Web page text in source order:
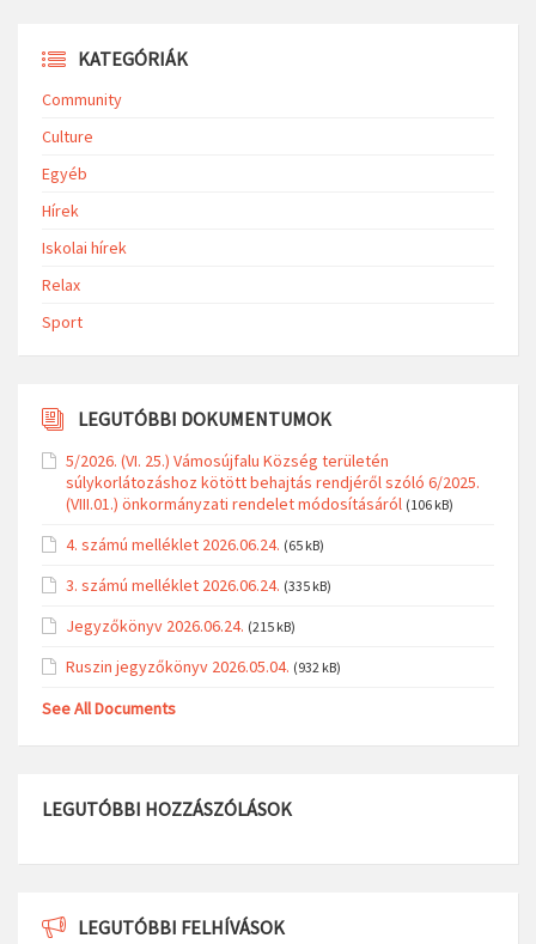
KATEGÓRIÁK
Community
Culture
Egyéb
Hírek
Iskolai hírek
Relax
Sport
LEGUTÓBBI DOKUMENTUMOK
5/2026. (VI. 25.) Vámosújfalu Község területén
súlykorlátozáshoz kötött behajtás rendjéről szóló 6/2025.
(VIII.01.) önkormányzati rendelet módosításáról (106 kB)
4. számú melléklet 2026.06.24. (65 kB)
3. számú melléklet 2026.06.24. (335 kB)
Jegyzőkönyv 2026.06.24. (215 kB)
Ruszin jegyzőkönyv 2026.05.04. (932 kB)
See All Documents
LEGUTÓBBI HOZZÁSZÓLÁSOK
LEGUTÓBBI FELHÍVÁSOK